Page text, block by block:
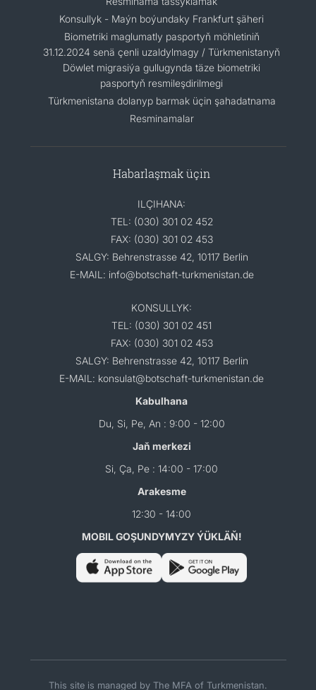
Konsullyk - Maýn boýundaky Frankfurt şäheri
Biometriki maglumatly pasportyň möhletiniň
31.12.2024 senä çenli uzaldylmagy / Türkmenistanyň
Döwlet migrasiýa gullugynda täze biometriki
pasportyň resmileşdirilmegi
Türkmenistana dolanyp barmak üçin şahadatnama
Resminamalar
Habarlaşmak üçin
ILÇIHANA:
TEL: (030) 301 02 452
FAX: (030) 301 02 453
SALGY: Behrenstrasse 42, 10117 Berlin
E-MAIL: info@botschaft-turkmenistan.de
KONSULLYK:
TEL: (030) 301 02 451
FAX: (030) 301 02 453
SALGY: Behrenstrasse 42, 10117 Berlin
E-MAIL: konsulat@botschaft-turkmenistan.de
Kabulhana
Du, Si, Pe, An : 9:00 - 12:00
Jaň merkezi
Si, Ça, Pe : 14:00 - 17:00
Arakesme
12:30 - 14:00
MOBIL GOŞUNDYMYZY ÝÜKLÄŇ!
This site is managed by The MFA of Turkmenistan.